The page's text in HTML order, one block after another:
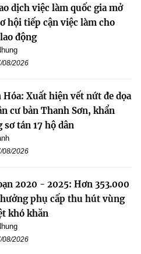
dịch việc làm quốc gia mở
hội tiếp cận việc làm cho
động
08/2026
Hóa: Xuất hiện vết nứt đe dọa
cư bản Thanh Sơn, khẩn
sơ tán 17 hộ dân
08/2026
2020 - 2025: Hơn 353.000
phụ cấp thu hút vùng
khó khăn
08/2026